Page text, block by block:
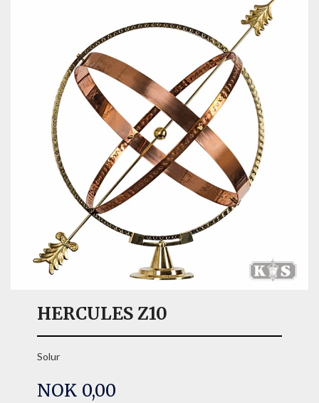
HERCULES Z10
Solur
Pris
NOK 0,00